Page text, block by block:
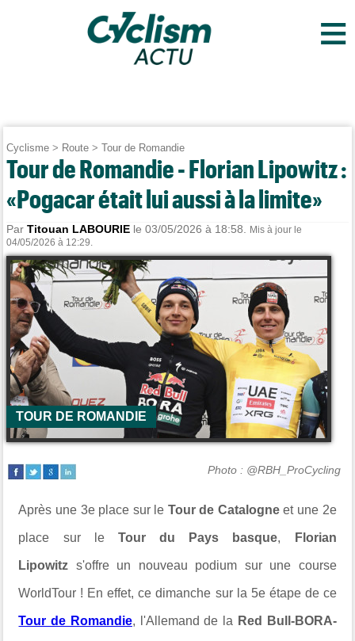
≡
Cyclisme > Route >Tour de Romandie
Tour de Romandie - Florian Lipowitz :
«Pogacar était lui aussi à la limite»
ParTitouan LABOURIE le 03/05/2026 à 18:58.
Mis à jour le
04/05/2026 à 12:29.
TOUR DE ROMANDIE
Photo : @RBH_ProCycling
Après une 3e place sur le Tour de Catalogneet une 2e
place sur le Tour du Pays basque, Florian
Lipowitz s'offre un nouveau podium sur une course
WorldTour ! En effet, ce dimanche sur la 5e étape de ce
Tour de Romandie, l'Allemand de la Red Bull-BORA-